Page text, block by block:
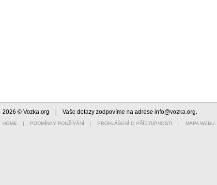
2026 © Vozka.org | Vaše dotazy zodpovíme na adrese info@vozka.org.
HOME | PODMÍNKY POUŽÍVÁNÍ | PROHLÁŠENÍ O PŘÍSTUPNOSTI | MAPA WEBU